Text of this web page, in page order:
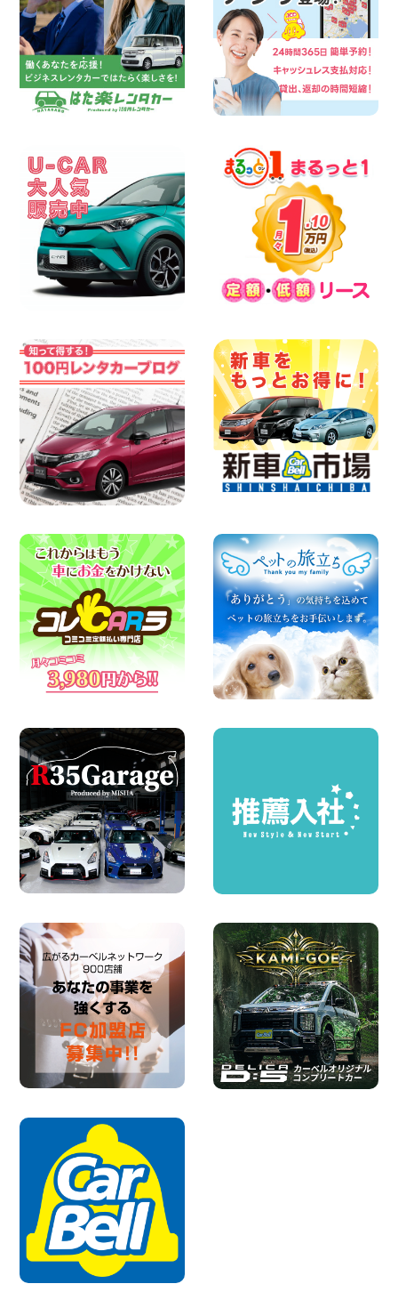
100円レンタカー 各務原那加
2026年08月06日
空き有ります!!コンパクトSUV 軽 ミニバ
ン 軽トラ 車種多数!!関東圏必見♪ 東京都
町田根岸店
100円レンタカー 町田根岸
2026年08月06日
100円レンタカー 四日市インター
2026年08月06日
体調崩してませんか?? 兵庫県 加古川店
100円レンタカー 加古川
2026年08月06日
【佐渡の夏はレンタカーで自由に!】 新潟
県 両津店
100円レンタカー 両津
2026年08月06日
佐渡空港店
100円レンタカー 佐渡空港
2026年08月06日
今週末空きあります☆ 大阪府 寝屋川太間
東町店
100円レンタカー 寝屋川太間東町
2026年08月06日
☆ お盆特別乗り放題プラン ☆ 埼玉県 杉
戸店
100円レンタカー 杉戸
ールが付いている〜!! 福島県 福島笹木野
店
100円レンタカー 福島笹木野
2026年08月05日
※※超格安日額5,800円※※荷物運びに最適
の軽バンのレンタカー!! 出雲ドーム前店
島根県 出雲ドーム前店
100円レンタカー 出雲ドーム前
2026年08月05日
人気のスペイドワゴン ライトブルーで登
100円レンタカー 羽田空港
ちょっとそこまで。もっと気軽に 埼玉県
西武秩父駅前店
100円レンタカー 西武秩父駅前
2026年08月03日
圧倒的な存在感!【トヨタ・メガクルーザ
ー】を体感できるチャンスです! 千葉県
千葉北店